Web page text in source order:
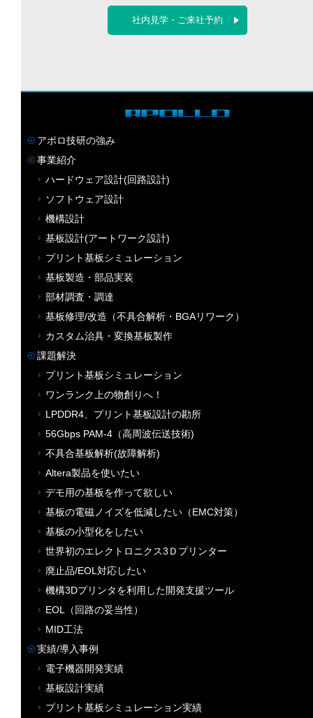
社内見学・ご来社予約
アポロ技研の強み
事業紹介
ハードウェア設計(回路設計)
ソフトウェア設計
機構設計
基板設計(アートワーク設計)
プリント基板シミュレーション
基板製造・部品実装
部材調査・調達
基板修理/改造（不具合解析・BGAリワーク）
カスタム治具・変換基板製作
課題解決
プリント基板シミュレーション
ワンランク上の物創りへ！
LPDDR4、プリント基板設計の勘所
56Gbps PAM-4（高周波伝送技術)
不具合基板解析(故障解析)
Altera製品を使いたい
デモ用の基板を作って欲しい
基板の電磁ノイズを低減したい（EMC対策）
基板の小型化をしたい
世界初のエレクトロニクス3Ｄプリンター
廃止品/EOL対応したい
機構3Dプリンタを利用した開発支援ツール
EOL（回路の妥当性）
MID工法
実績/導入事例
電子機器開発実績
基板設計実績
プリント基板シミュレーション実績